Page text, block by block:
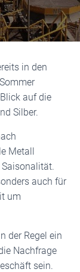
N
U
M
S
in den
auf die
Silber.
Metall
auch für
um
der Regel ein
Nachfrage
sein.